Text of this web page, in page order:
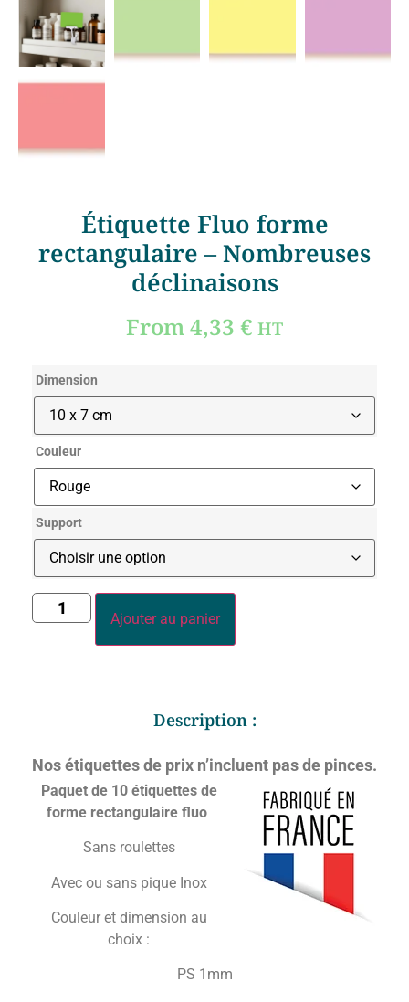
Étiquette Fluo forme
rectangulaire – Nombreuses
déclinaisons
From4,33 € HT
Dimension
Couleur
Support
Ajouter au panier
Description :
Nos étiquettes de prix n’incluent pas de pinces.
Paquet de 10 étiquettes de
forme rectangulaire fluo
Sans roulettes
Avec ou sans pique Inox
Couleur et dimension au
choix :
PS 1mm